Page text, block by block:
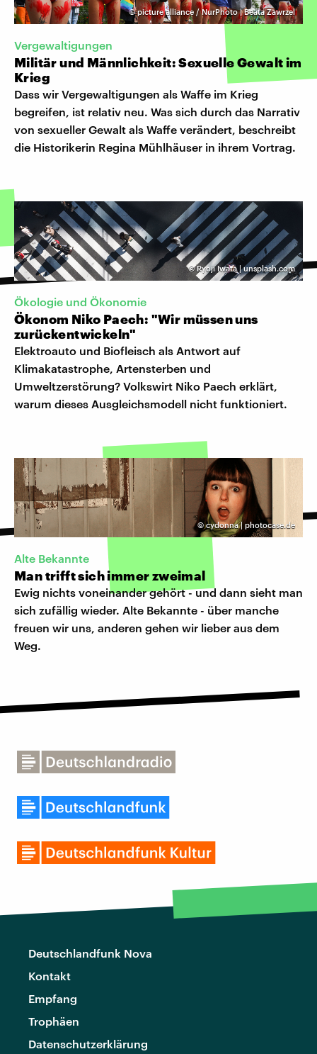
©picture alliance / NurPhoto | Beata Zawrzel
Vergewaltigungen
Militär und Männlichkeit: Sexuelle Gewalt im
Krieg
Dass wir Vergewaltigungen als Waffe im Krieg
begreifen, ist relativ neu. Was sich durch das Narrativ
von sexueller Gewalt als Waffe verändert, beschreibt
die Historikerin Regina Mühlhäuser in ihrem Vortrag.
©Ryoji Iwata | unsplash.com
Ökologie und Ökonomie
Ökonom Niko Paech: "Wir müssen uns
zurückentwickeln"
Elektroauto und Biofleisch als Antwort auf
Klimakatastrophe, Artensterben und
Umweltzerstörung? Volkswirt Niko Paech erklärt,
warum dieses Ausgleichsmodell nicht funktioniert.
©cydonna | photocase.de
Alte Bekannte
Man trifft sich immer zweimal
Ewig nichts voneinander gehört - und dann sieht man
sich zufällig wieder. Alte Bekannte - über manche
freuen wir uns, anderen gehen wir lieber aus dem
Weg.
Deutschlandfunk Nova
Kontakt
Empfang
Trophäen
Datenschutzerklärung